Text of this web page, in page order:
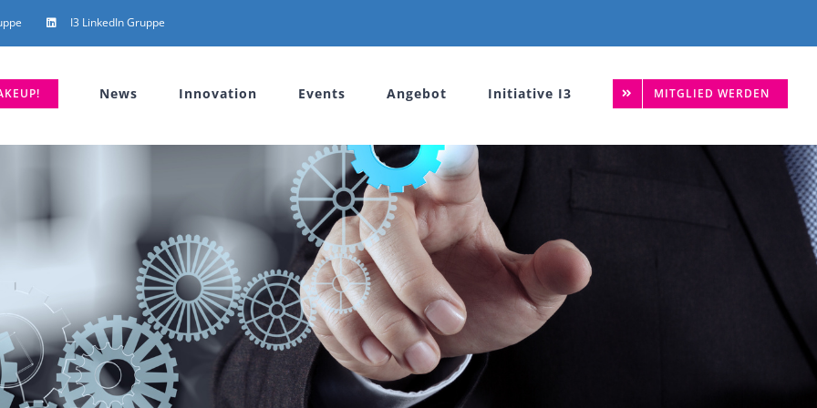
I3 LinkedIn Gruppe
News Innovation Events Angebot Initiative I3 MITGLIED WERDEN